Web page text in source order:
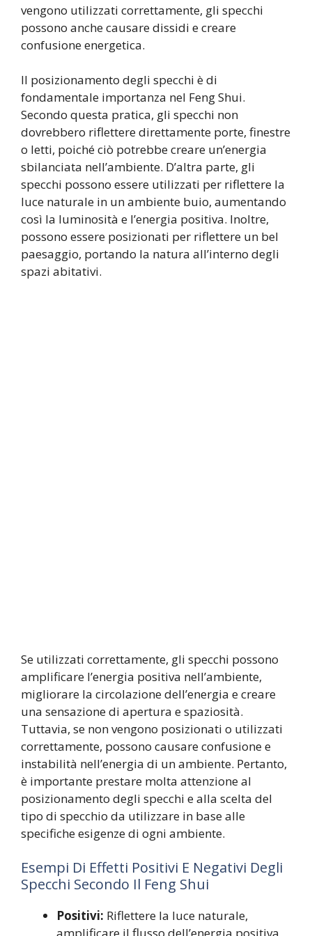
vengono utilizzati correttamente, gli specchi
possono anche causare dissidi e creare
confusione energetica.
Il posizionamento degli specchi è di
fondamentale importanza nel Feng Shui.
Secondo questa pratica, gli specchi non
dovrebbero riflettere direttamente porte, finestre
o letti, poiché ciò potrebbe creare un’energia
sbilanciata nell’ambiente. D’altra parte, gli
specchi possono essere utilizzati per riflettere la
luce naturale in un ambiente buio, aumentando
così la luminosità e l’energia positiva. Inoltre,
possono essere posizionati per riflettere un bel
paesaggio, portando la natura all’interno degli
spazi abitativi.
Se utilizzati correttamente, gli specchi possono
amplificare l’energia positiva nell’ambiente,
migliorare la circolazione dell’energia e creare
una sensazione di apertura e spaziosità.
Tuttavia, se non vengono posizionati o utilizzati
correttamente, possono causare confusione e
instabilità nell’energia di un ambiente. Pertanto,
è importante prestare molta attenzione al
posizionamento degli specchi e alla scelta del
tipo di specchio da utilizzare in base alle
specifiche esigenze di ogni ambiente.
Esempi Di Effetti Positivi E Negativi Degli
Specchi Secondo Il Feng Shui
Positivi: Riflettere la luce naturale,